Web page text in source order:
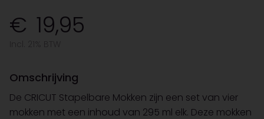
19,95
Omschrijving
De CRICUT Stapelbare Mokken zijn een set van vier
mokken met een inhoud van 295 ml elk. Deze mokken